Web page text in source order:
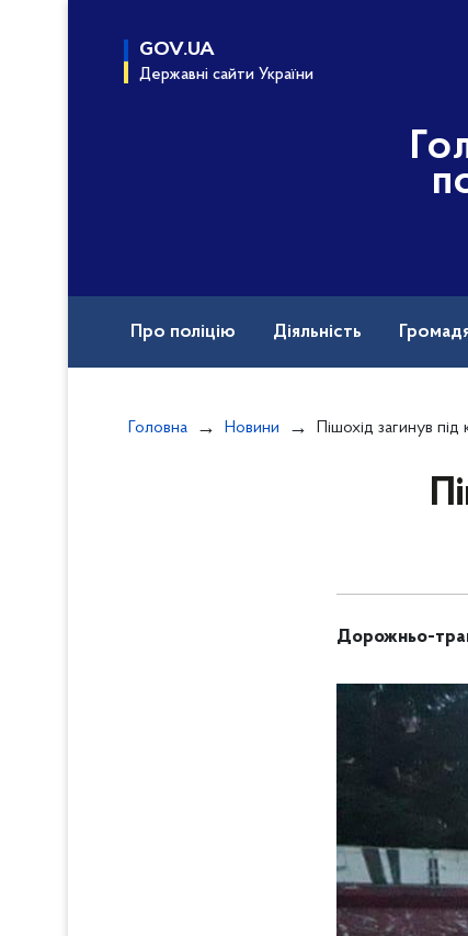
GOV.UA
Державні сайти України
Про поліцію Діяльність
Головна Новини Пішохід загинув
Дорожньо-